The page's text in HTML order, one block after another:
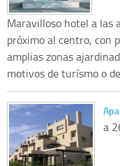
Maravilloso hotel a las
próximo al centro, con
amplias zonas
motivos de turísmo o
a